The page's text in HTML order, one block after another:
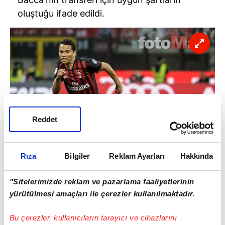
Rıza Bilgiler Reklam Ayarları Hakkında
"Sitelerimizde reklam ve pazarlama faaliyetlerinin
yürütülmesi amaçları ile çerezler kullanılmaktadır.
Bu çerezler, kullanıcıların tarayıcı ve cihazlarını
Reddet
oluştuğu ifade edildi.
Leonardo satılmasını istedi